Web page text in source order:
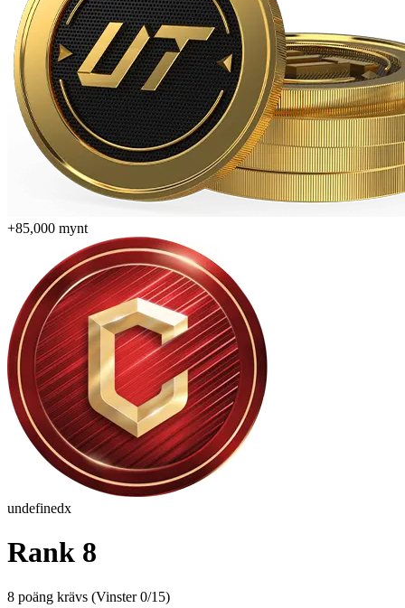
+85,000 mynt
undefinedx
Rank 8
8 poäng krävs (Vinster 0/15)